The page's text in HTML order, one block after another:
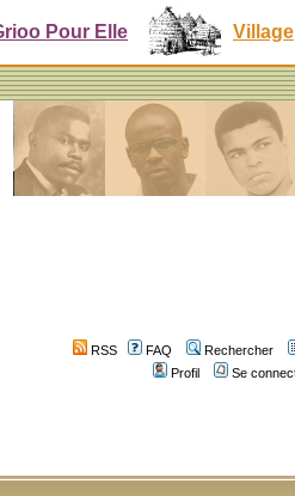
Pour Elle Village
RSS FAQ
Rechercher
Profil
Se